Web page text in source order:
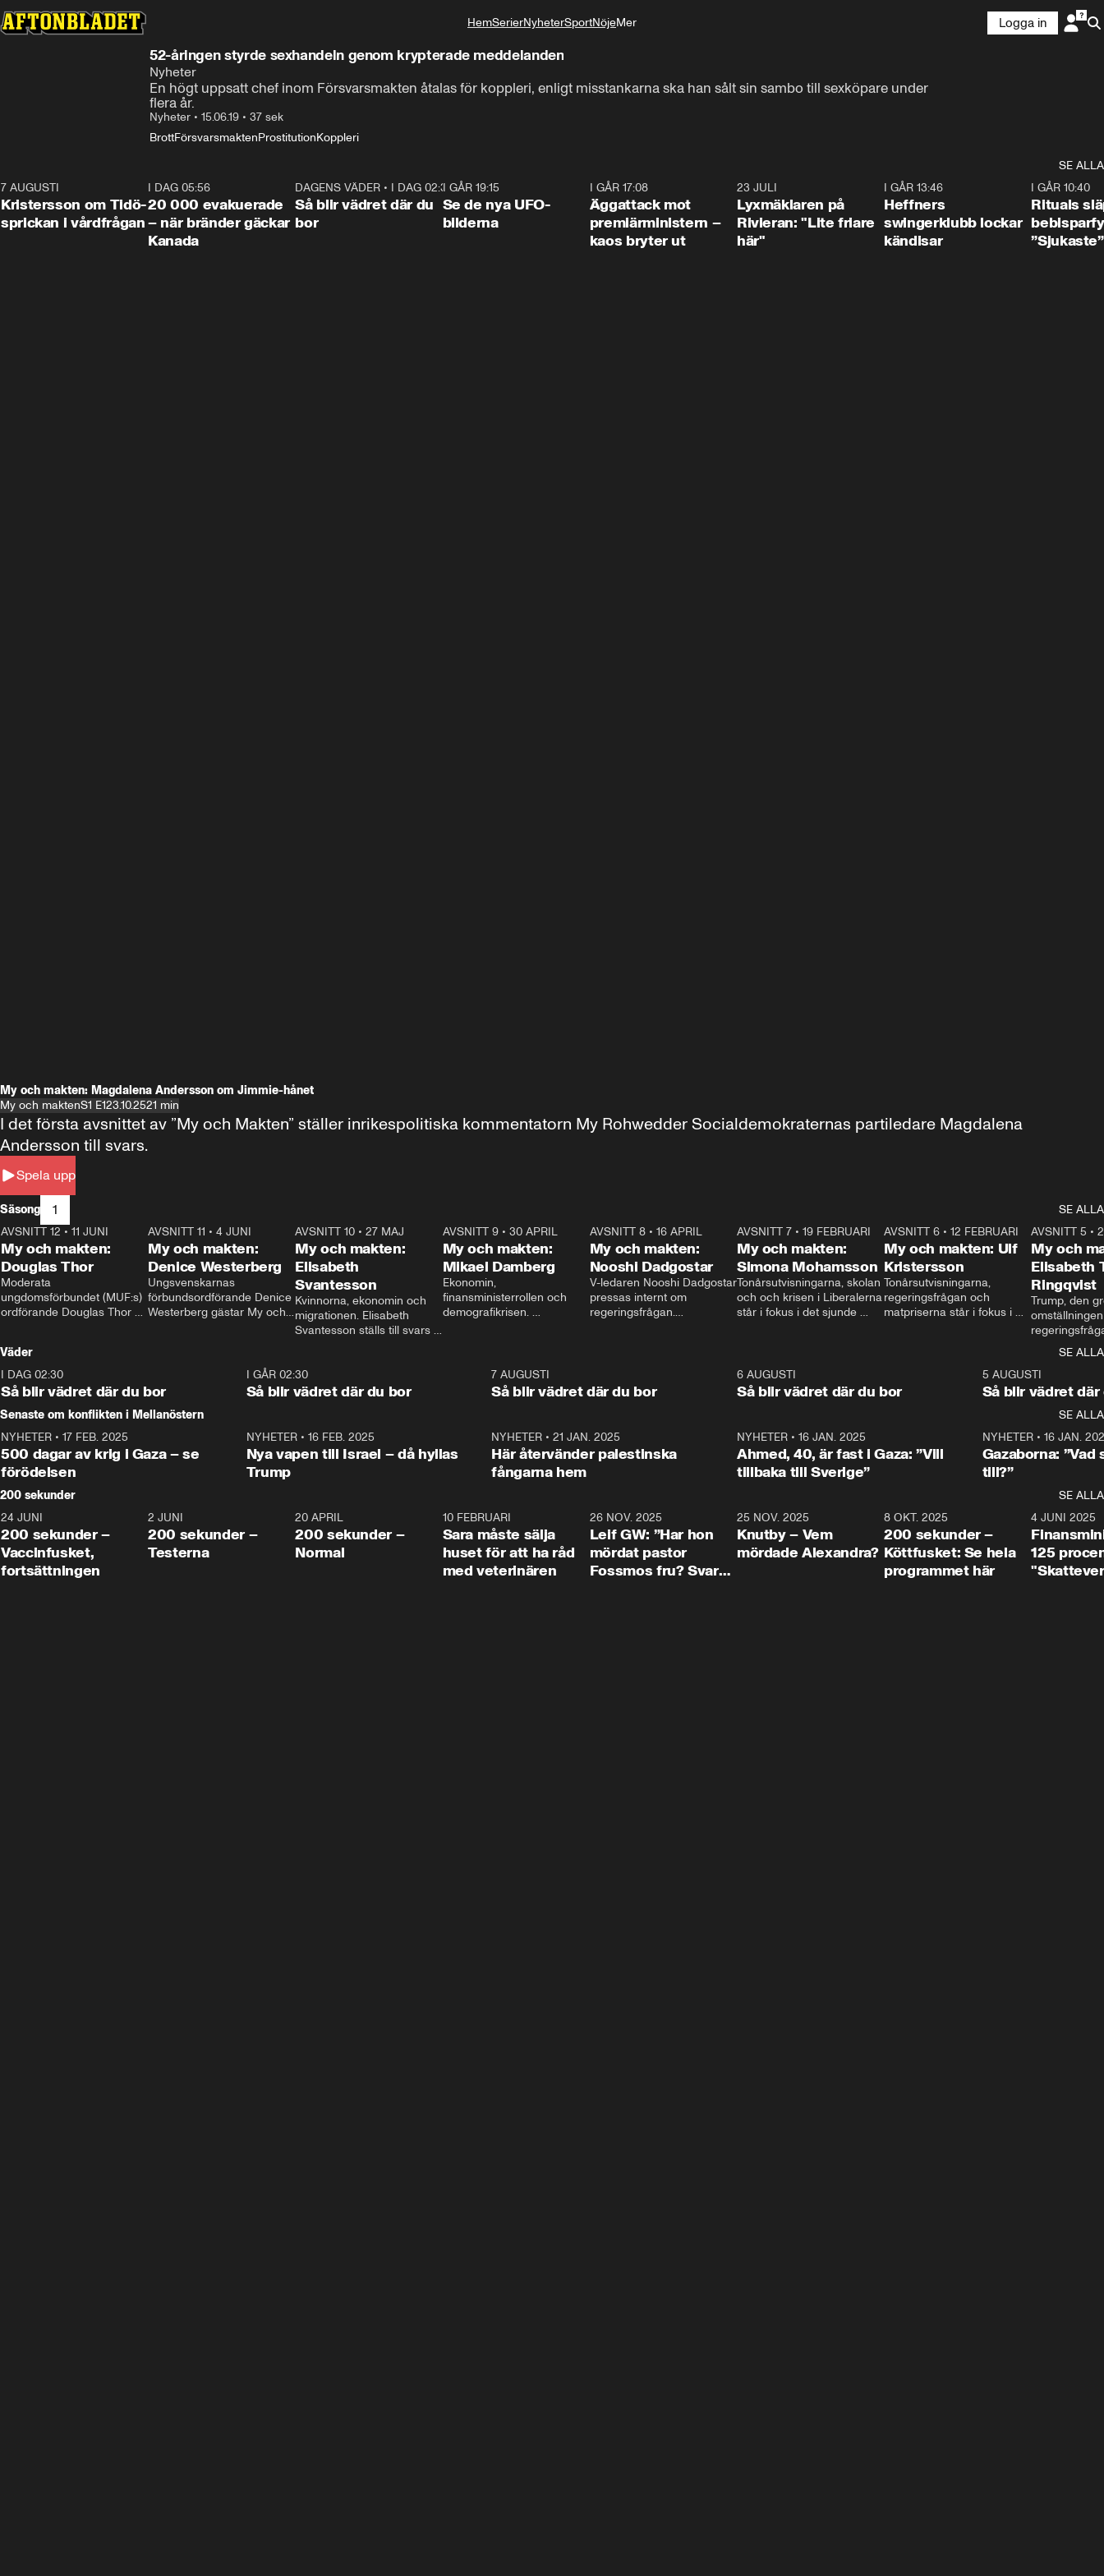
HemSerierNyheterSportNöjeMer
Logga in
52-åringen styrde sexhandeln genom krypterade meddelanden
Nyheter
En högt uppsatt chef inom Försvarsmakten åtalas för koppleri, enligt misstankarna ska han sålt sin sambo till sexköpare under
flera år.
Nyheter • 15.06.19 • 37 sek
BrottFörsvarsmaktenProstitutionKoppleri
SE ALLA
7 AUGUSTI
Kristersson om Tidö-
sprickan i vårdfrågan
I DAG 05:56
20 000 evakuerade
– när bränder gäckar
Kanada
1:06
DAGENS VÄDER • I DAG 02:30
Så blir vädret där du
bor
I GÅR 19:15
Se de nya UFO-
bilderna
I GÅR 17:08
Äggattack mot
premiärministern –
kaos bryter ut
23 JULI
Lyxmäklaren på
Rivieran: "Lite friare
här"
I GÅR 13:46
Heffners
swingerklubb lockar
kändisar
I GÅR 10:40
Rituals
”Sjukaste”
My och makten: Magdalena Andersson om Jimmie-hånet
My och maktenS1 E123.10.2521 min
Spela upp
I det första avsnittet av ”My och Makten” ställer inrikespolitiska kommentatorn My Rohwedder Socialdemokraternas partiledare Magdalena
Andersson till svars.
Säsong 1
SE ALLA
26:27
AVSNITT 12 • 11 JUNI
My och makten:
Douglas Thor
Moderata
ungdomsförbundet (MUF:s)
ordförande Douglas Thor
tonårsutvisningarna och hur
Moderaterna ska locka
väljare till valet i höst.
23:40
AVSNITT 11 •4 JUNI
My och makten:
Denice Westerberg
Ungsvenskarnas
förbundsordförande Denice
Westerberg gästar My och
AVSNITT 10 •27 MAJ
My och makten:
Elisabeth
Svantesson
Kvinnorna, ekonomin och
migrationen. Elisabeth
Svantesson ställs till svars
AVSNITT 9• 30 APRIL
My och makten:
Mikael Damberg
Ekonomin,
finansministerrollen och
demografikrisen.
och Makten.
AVSNITT 8• 16 APRIL
My och makten:
Nooshi Dadgostar
V-ledaren Nooshi Dadgostar
pressas internt om
regeringsfrågan.
– Vi ställer upp i val. Ska vi
vara med så sitter vi förstås
24:30
AVSNITT 7• 19 FEBRUARI
My och makten:
Simona Mohamsson
Tonårsutvisningarna, skolan
och och krisen i Liberalerna
står i fokus i det sjunde
kommentator My
Rohwedder ställer
utbildnings- och
Mohamsson till svars.
27:30
AVSNITT 6 •12 FEBRUARI
My och makten: Ulf
Kristersson
Tonårsutvisningarna,
regeringsfrågan och
matpriserna står i fokus i
Rohwedder ställer
statsminister Ulf Kristersson
AVSNITT 5 •
My och
Elisabeth
Ringqvist
Trump, den
centrum i
avsnittet av
Makten”. Se
Aftonbladets
Rohwedder
Thand Ring
Väder
SE ALLA
I DAG 02:30
Så blir vädret där du bor
1:06
I GÅR 02:30
Så blir vädret där du bor
7 AUGUSTI
Så blir vädret där du bor
6 AUGUSTI
Så blir vädret där du bor
5 AUGUSTI
Så blir vädret där
Senaste om konflikten i Mellanöstern
SE ALLA
NYHETER • 17 FEB. 2025
500 dagar av krig i Gaza – se
förödelsen
NYHETER• 16 FEB. 2025
Nya vapen till Israel – då hyllas
Trump
NYHETER •21 JAN. 2025
Här återvänder palestinska
fångarna hem
NYHETER• 16 JAN. 2025
Ahmed, 40, är fast i Gaza: ”Vill
tillbaka till Sverige”
NYHETER• 16 JAN.
Gazaborna:
till?”
200 sekunder
SE ALLA
5:00
24 JUNI
200 sekunder –
Vaccinfusket,
fortsättningen
4:23
2 JUNI
200 sekunder –
Testerna
20 APRIL
200 sekunder –
Normal
10 FEBRUARI
Sara måste sälja
huset för att ha råd
med veterinären
26 NOV. 2025
Leif GW: ”Har hon
mördat pastor
Fossmos fru? Svar
31:05
25 NOV. 2025
Knutby – Vem
mördade Alexandra?
4:29
8 OKT. 2025
200 sekunder –
Köttfusket: Se hela
programmet här
4 JUNI 2025
125